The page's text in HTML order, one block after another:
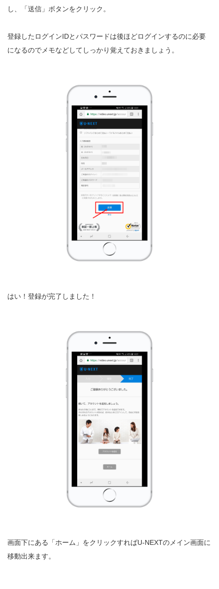
し、「送信」ボタンをクリック。
登録したログインIDとパスワードは後ほどログインするのに必要
になるのでメモなどしてしっかり覚えておきましょう。
はい！登録が完了しました！
画面下にある「ホーム」をクリックすればU-NEXTのメイン画面に
移動出来ます。